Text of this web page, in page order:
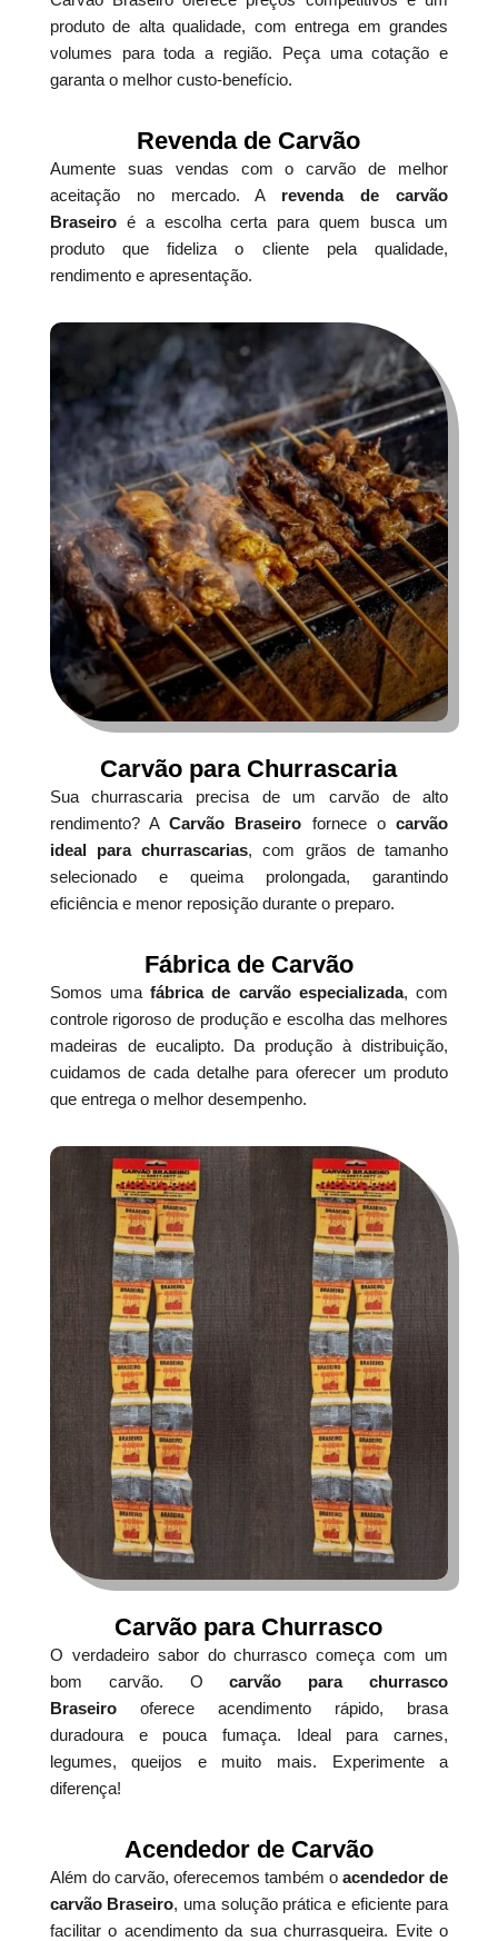
produto de alta qualidade, com entrega em grandes
volumes para toda a região. Peça uma cotação e
garanta o melhor custo-benefício.
Revenda de Carvão
Aumente suas vendas com o carvão de melhor
aceitação no mercado. A revenda de carvão
Braseiroé a escolha certa para quem busca um
produto que fideliza o cliente pela qualidade,
rendimento e apresentação.
Carvão para Churrascaria
Sua churrascaria precisa de um carvão de alto
rendimento? ACarvão Braseiro fornece ocarvão
ideal para churrascarias, com grãos de tamanho
selecionado e queima prolongada, garantindo
eficiência e menor reposição durante o preparo.
Fábrica de Carvão
Somos umafábrica de carvão especializada, com
controle rigoroso de produção e escolha das melhores
madeiras de eucalipto. Da produção à distribuição,
cuidamos de cada detalhe para oferecer um produto
que entrega o melhor desempenho.
Carvão para Churrasco
O verdadeiro sabor do churrasco começa com um
bom carvão. Ocarvão para churrasco
Braseirooferece acendimento rápido, brasa
duradoura e pouca fumaça. Ideal para carnes,
legumes, queijos e muito mais. Experimente a
diferença!
Acendedor de Carvão
Além do carvão, oferecemos também oacendedor de
carvão Braseiro, uma solução prática e eficiente para
facilitar o acendimento da sua churrasqueira. Evite o